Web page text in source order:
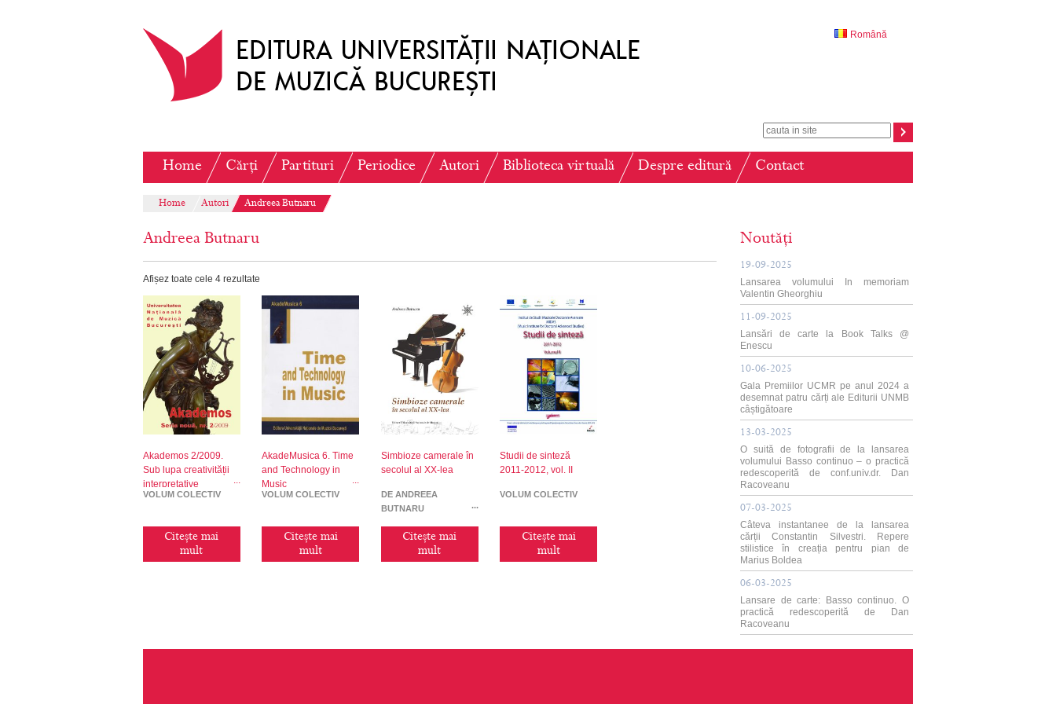
Română
Home Cărți Partituri Periodice Autori Biblioteca virtuală Despre editură Contact
Home Autori Andreea Butnaru
Andreea Butnaru
Afișez toate cele 4 rezultate
Akademos 2/2009.
Sub lupa creativității
interpretative
VOLUM COLECTIV
Citește mai
mult
AkadeMusica 6. Time
and Technology in
Music
VOLUM COLECTIV
Citește mai
mult
Simbioze camerale în
secolul al XX-lea
DE ANDREEA
BUTNARU
Citește mai
mult
Studii de sinteză
2011-2012, vol. II
VOLUM COLECTIV
Citește mai
mult
Noutăți
19-09-2025
Lansarea volumului In memoriam
Valentin Gheorghiu
11-09-2025
Lansări de carte la Book Talks @
Enescu
10-06-2025
Gala Premiilor UCMR pe anul 2024 a
desemnat patru cărți ale Editurii UNMB
câștigătoare
13-03-2025
O suită de fotografii de la lansarea
volumului Basso continuo – o practică
redescoperită de conf.univ.dr. Dan
Racoveanu
07-03-2025
Câteva instantanee de la lansarea
cărții Constantin Silvestri. Repere
stilistice în creația pentru pian de
Marius Boldea
06-03-2025
Lansare de carte: Basso continuo. O
practică redescoperită de Dan
Racoveanu